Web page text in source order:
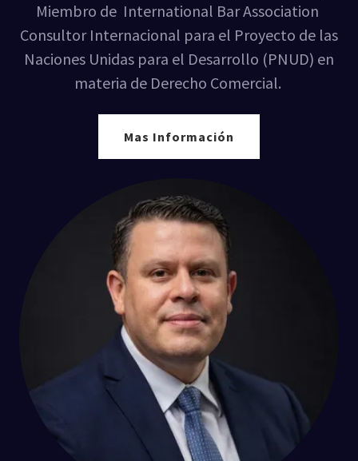
Miembro de International Bar Association
Consultor Internacional para el Proyecto de las
Naciones Unidas para el Desarrollo (PNUD) en
materia de Derecho Comercial.
Mas Información